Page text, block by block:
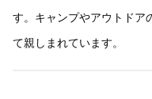
す。キャンプやアウトドア
て親しまれています。